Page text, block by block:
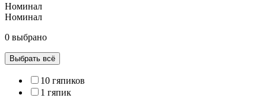
Номинал
Номинал
0 выбрано
Выбрать всё
10 гяпиков
1 гяпик